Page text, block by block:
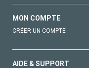
MON COMPTE
CRÉER UN COMPTE
AIDE & SUPPORT